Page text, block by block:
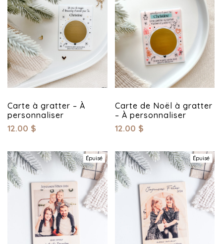
Carte à gratter – À
personnaliser
12.00 $
Carte de Noël à gratter
– À personnaliser
12.00 $
Épuisé Épuisé